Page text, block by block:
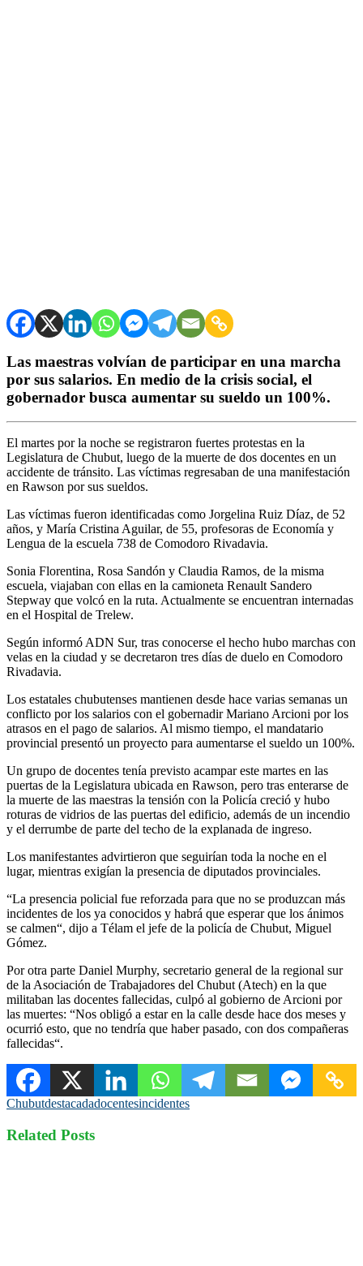
Las maestras volvían de participar en una marcha
por sus salarios. En medio de la crisis social, el
gobernador busca aumentar su sueldo un 100%.
El martes por la noche se registraron fuertes protestas en la
Legislatura de Chubut, luego de la muerte de dos docentes en un
accidente de tránsito. Las víctimas regresaban de una manifestación
en Rawson por sus sueldos.
Las víctimas fueron identificadas como Jorgelina Ruiz Díaz, de 52
años, y María Cristina Aguilar, de 55, profesoras de Economía y
Lengua de la escuela 738 de Comodoro Rivadavia.
Sonia Florentina, Rosa Sandón y Claudia Ramos, de la misma
escuela, viajaban con ellas en la camioneta Renault Sandero
Stepway que volcó en la ruta. Actualmente se encuentran internadas
en el Hospital de Trelew.
Según informó ADN Sur, tras conocerse el hecho hubo marchas con
velas en la ciudad y se decretaron tres días de duelo en Comodoro
Rivadavia.
Los estatales chubutenses mantienen desde hace varias semanas un
conflicto por los salarios con el gobernadir Mariano Arcioni por los
atrasos en el pago de salarios. Al mismo tiempo, el mandatario
provincial presentó un proyecto para aumentarse el sueldo un 100%.
Un grupo de docentes tenía previsto acampar este martes en las
puertas de la Legislatura ubicada en Rawson, pero tras enterarse de
la muerte de las maestras la tensión con la Policía creció y hubo
roturas de vidrios de las puertas del edificio, además de un incendio
y el derrumbe de parte del techo de la explanada de ingreso.
Los manifestantes advirtieron que seguirían toda la noche en el
lugar, mientras exigían la presencia de diputados provinciales.
“La presencia policial fue reforzada para que no se produzcan más
incidentes de los ya conocidos y habrá que esperar que los ánimos
se calmen“, dijo a Télam el jefe de la policía de Chubut, Miguel
Gómez.
Por otra parte Daniel Murphy, secretario general de la regional sur
de la Asociación de Trabajadores del Chubut (Atech) en la que
militaban las docentes fallecidas, culpó al gobierno de Arcioni por
las muertes: “Nos obligó a estar en la calle desde hace dos meses y
ocurrió esto, que no tendría que haber pasado, con dos compañeras
fallecidas“.
Chubutdestacadadocentesincidentes
Related Posts